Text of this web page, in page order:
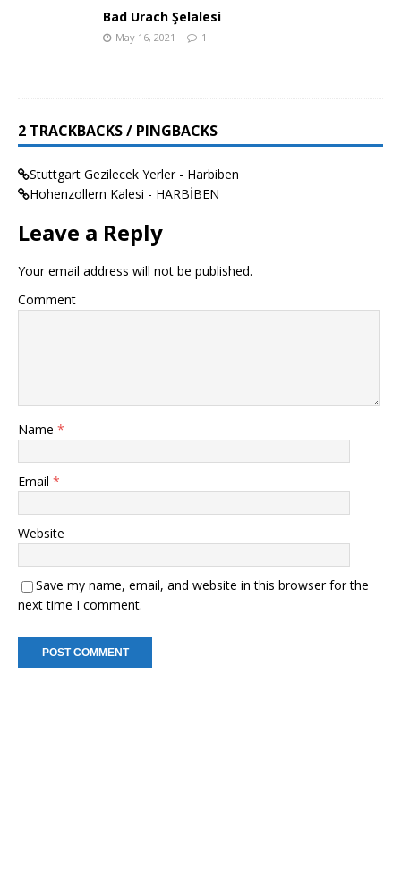
Bad Urach Şelalesi
May 16, 2021 1
2 TRACKBACKS / PINGBACKS
Stuttgart Gezilecek Yerler - Harbiben
Hohenzollern Kalesi - HARBİBEN
Leave a Reply
Your email address will not be published.
Comment
Name *
Email *
Website
Save my name, email, and website in this browser for the
next time I comment.